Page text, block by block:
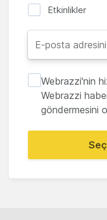
Etkinlikler
Webrazzi'nin
Webrazzi
göndermesini